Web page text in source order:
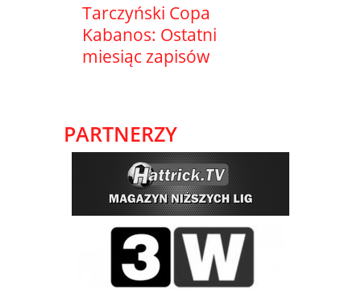
Tarczyński Copa
Kabanos: Ostatni
miesiąc zapisów
PARTNERZY